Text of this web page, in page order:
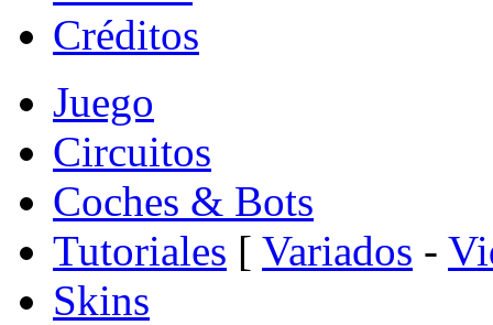
Créditos
Juego
Circuitos
Coches & Bots
Tutoriales [ Variados -
Skins